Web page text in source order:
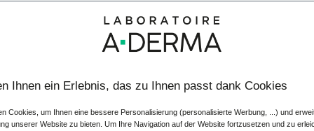
am Körper?
Körperekzem ist eine chronisch-entzündliche
und stark juckende Flecken.
Ihnen ein Erlebnis, das zu Ihnen passt dank Cookies
Cookies, um Ihnen eine bessere Personalisierung (personalisierte Werbung, ...) und
unserer Website zu bieten. Um Ihre Navigation auf der Website fortzusetzen und zu